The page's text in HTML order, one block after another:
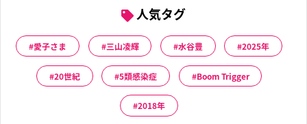
人気タグ
愛子さま 三山凌輝 水谷豊 2025年
20世紀 5類感染症 Boom Trigger
2018年